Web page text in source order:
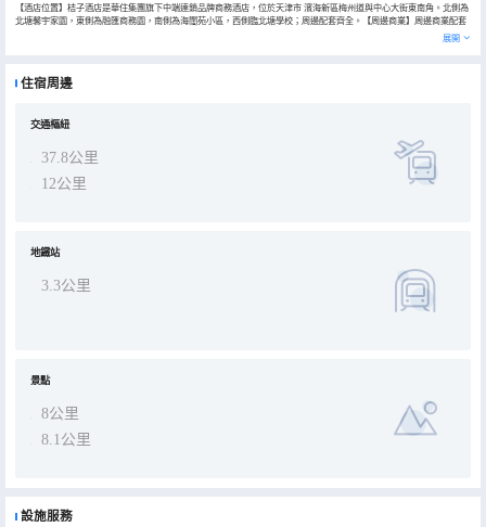
【酒店位置】桔子酒店是華住集團旗下中端連鎖品牌商務酒店，位於天津市 濱海新區梅州道與中心大街東南角。北側為
北塘馨宇家園，東側為融匯商務園，南側為海闊苑小區，西側臨北塘學校；周邊配套齊全。【周邊商業】周邊商業配套
有天津季景天地 Seasons City、潮輝星光匯、萬達廣場、寶龍廣場、天津生態城愛琴海購物公園、天津友阿奧特萊斯、
金元寶濱海國際購物中心，交通便利。是您來北塘地區商務出行的首選下榻酒店。【品牌設計】 酒店設有各式温馨舒適
多元化功能區和休息區，配置Costa咖啡。都為您的下榻之旅提供全面的品質體驗，陽光、活力、健康是桔子一直以來
展開
住宿周邊
交通樞紐
37.8公里
12公里
地鐵站
3.3公里
景點
8公里
8.1公里
設施服務